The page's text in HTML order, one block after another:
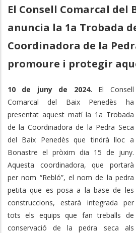
El Consell Comarcal del
anuncia la 1a Trobada
Coordinadora de la
promoure i protegir
10 de juny de 2024. El Consell
Comarcal del Baix Penedès ha
presentat aquest matí la 1a Trobada
de la Coordinadora de la Pedra Seca
del Baix Penedès que tindrà lloc a
Bonastre el pròxim dia 15 de juny.
Aquesta coordinadora, que portarà
per nom “Rebló”, el nom de la pedra
petita que es posa a la base de les
construccions, estarà integrada per
tots els equips que fan treballs de
conservació de la pedra seca als